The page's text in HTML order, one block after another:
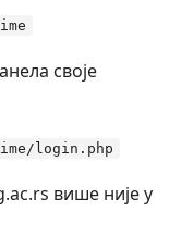
своје
login.php
више није у